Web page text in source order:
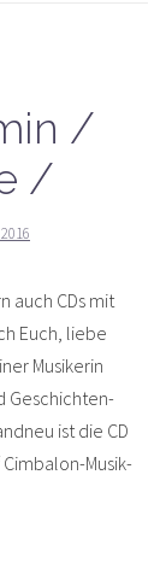
/
/
auch CDs mit
Euch, liebe
Musikerin
Geschichten-
ist die CD
Musik-